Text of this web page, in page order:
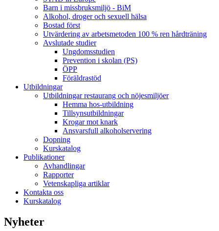
Barn i missbruksmiljö - BiM
Alkohol, droger och sexuell hälsa
Bostad först
Utvärdering av arbetsmetoden 100 % ren hårdträning
Avslutade studier
Ungdomsstudien
Prevention i skolan (PS)
ÖPP
Föräldrastöd
Utbildningar
Utbildningar restaurang och nöjesmiljöer
Hemma hos-utbildning
Tillsynsutbildningar
Krogar mot knark
Ansvarsfull alkoholservering
Dopning
Kurskatalog
Publikationer
Avhandlingar
Rapporter
Vetenskapliga artiklar
Kontakta oss
Kurskatalog
Nyheter